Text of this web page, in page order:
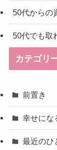
50代からの
50代でも取
カテゴリ
前置き
幸せにな
最近のひ